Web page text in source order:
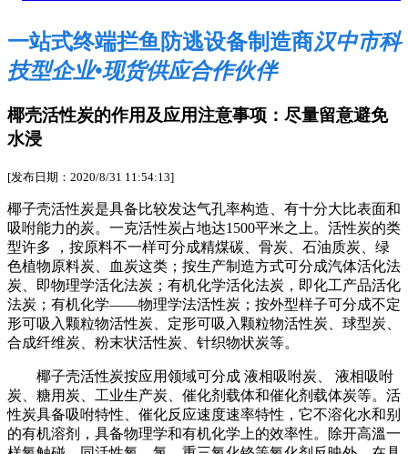
一站式终端拦鱼防逃设备制造商汉中市科
技型企业•现货供应合作伙伴
椰壳活性炭的作用及应用注意事项：尽量留意避免
水浸
[发布日期：2020/8/31 11:54:13]
椰子壳活性炭是具备比较发达气孔率构造、有十分大比表面和
吸咐能力的炭。一克活性炭占地达1500平米之上。活性炭的类
型许多 ，按原料不一样可分成精煤碳、骨炭、石油质炭、绿
色植物原料炭、血炭这类；按生产制造方式可分成汽体活化法
炭、即物理学活化法炭；有机化学活化法炭，即化工产品活化
法炭；有机化学——物理学法活性炭；按外型样子可分成不定
形可吸入颗粒物活性炭、定形可吸入颗粒物活性炭、球型炭、
合成纤维炭、粉末状活性炭、针织物状炭等。
椰子壳活性炭按应用领域可分成 液相吸咐炭、 液相吸咐
炭、糖用炭、工业生产炭、催化剂载体和催化剂载体炭等。活
性炭具备吸咐特性、催化反应速度速率特性，它不溶化水和别
的有机溶剂，具备物理学和有机化学上的效率性。除开高溫一